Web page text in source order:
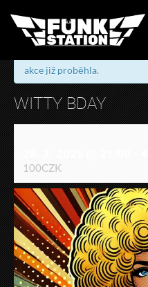
« Všechny Akce
akce již proběhla.
WITTY BDAY
100CZK